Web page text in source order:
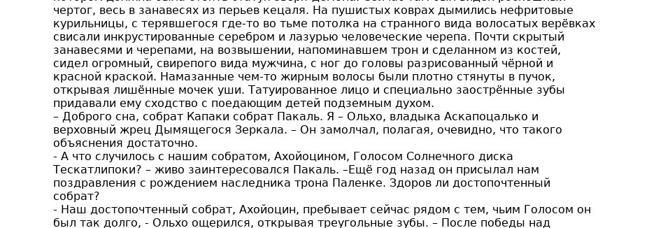
чертог, весь в занавесях из перьев кецаля. На пушистых коврах дымились нефритовые
курильницы, с терявшегося где-то во тьме потолка на странного вида волосатых верёвках
свисали инкрустированные серебром и лазурью человеческие черепа. Почти скрытый
занавесями и черепами, на возвышении, напоминавшем трон и сделанном из костей,
сидел огромный, свирепого вида мужчина, с ног до головы разрисованный чёрной и
красной краской. Намазанные чем-то жирным волосы были плотно стянуты в пучок,
открывая лишённые мочек уши. Татуированное лицо и специально заострённые зубы
придавали ему сходство с поедающим детей подземным духом.
– Доброго сна, собрат Капаки собрат Пакаль. Я – Ольхо, владыка Аскапоцалько и
верховный жрец Дымящегося Зеркала. – Он замолчал, полагая, очевидно, что такого
объяснения достаточно.
- А что случилось с нашим собратом, Ахойоцином, Голосом Солнечного диска
Тескатлипоки? – живо заинтересовался Пакаль. –Ещё год назад он присылал нам
поздравления с рождением наследника трона Паленке. Здоров ли достопочтенный
собрат?
- Наш достопочтенный собрат, Ахойоцин, пребывает сейчас рядом с тем, чьим Голосом он
был так долго, - Ольхо ощерился, открывая треугольные зубы. – После победы над